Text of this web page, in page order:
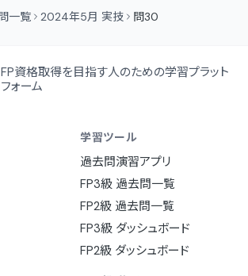
一覧 2024年5月 実技 問30
FP資格取得を目指す人のための学習プラット
フォーム
学習ツール
過去問演習アプリ
FP3級 過去問一覧
FP2級 過去問一覧
FP3級 ダッシュボード
FP2級 ダッシュボード